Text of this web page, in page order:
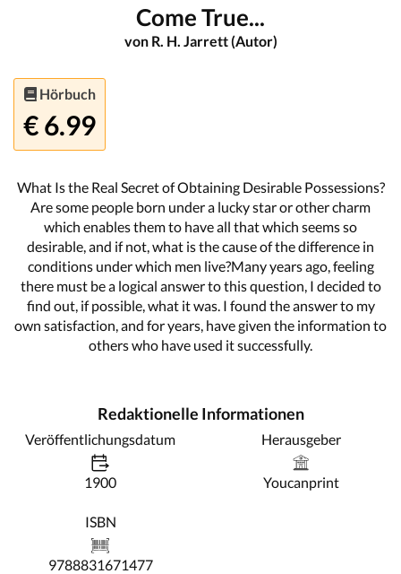
Come True...
von R. H. Jarrett (Autor)
Hörbuch
€ 6.99
What Is the Real Secret of Obtaining Desirable Possessions?
Are some people born under a lucky star or other charm
which enables them to have all that which seems so
desirable, and if not, what is the cause of the difference in
conditions under which men live?Many years ago, feeling
there must be a logical answer to this question, I decided to
find out, if possible, what it was. I found the answer to my
own satisfaction, and for years, have given the information to
others who have used it successfully.
Redaktionelle Informationen
Veröffentlichungsdatum
1900
Herausgeber
Youcanprint
ISBN
9788831671477